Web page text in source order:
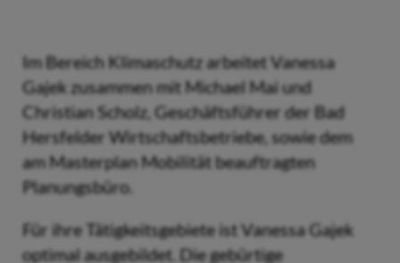
Im Bereich Klimaschutz arbeitet Vanessa
Gajek zusammen mit Michael Mai und
Christian Scholz, Geschäftsführer der Bad
Hersfelder Wirtschaftsbetriebe, sowie dem
am Masterplan Mobilität beauftragten
Planungsbüro.
Für ihre Tätigkeitsgebiete ist Vanessa Gajek
optimal ausgebildet. Die gebürtige